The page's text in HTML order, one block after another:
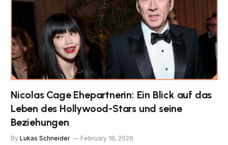
Nicolas Cage Ehepartnerin: Ein Blick auf das
Leben des Hollywood-Stars und seine
Beziehungen
By Lukas Schneider February 18, 2026